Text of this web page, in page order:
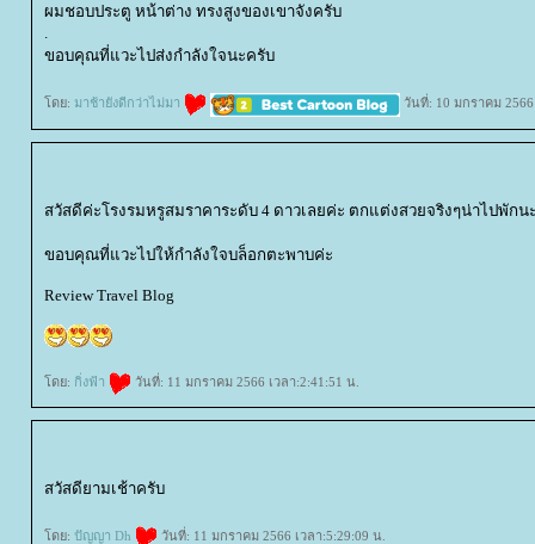
ผมชอบประตู หน้าต่าง ทรงสูงของเขาจังครับ
.
ขอบคุณที่แวะไปส่งกำลังใจนะครับ
ดย: มาช้ายังดีกว่าไม่มา วันที่: 10 มกราคม 2566
สวัสดีค่ะโรงรมหรูสมราคาระดับ 4 ดาวเลยค่ะ ตกแต่งสวยจริงๆน่าไปพักน
ขอบคุณที่แวะไปให้กำลังใจบล็อกตะพาบค่ะ
Review Travel Blog
ดย: กิ่งฟ้า วันที่: 11 มกราคม 2566 เวลา:2:41:51 น.
สวัสดียามเช้าครับ
ดย: ปัญญา Dh วันที่: 11 มกราคม 2566 เวลา:5:29:09 น.